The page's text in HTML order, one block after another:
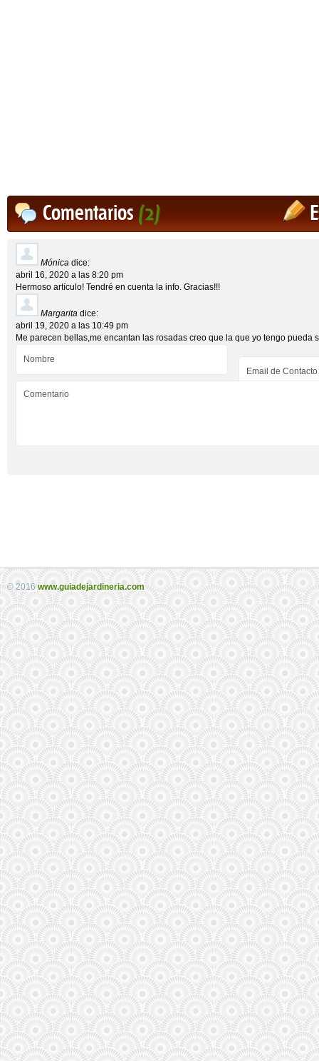
Comentarios(2)
Mónica dice:
abril 16, 2020 a las 8:20 pm
Hermoso artículo! Tendré en cuenta la info. Gracias!!!
Margarita dice:
abril 19, 2020 a las 10:49 pm
Me parecen bellas,me encantan las rosadas creo que la que yo tengo pueda
© 2016 www.guiadejardineria.com